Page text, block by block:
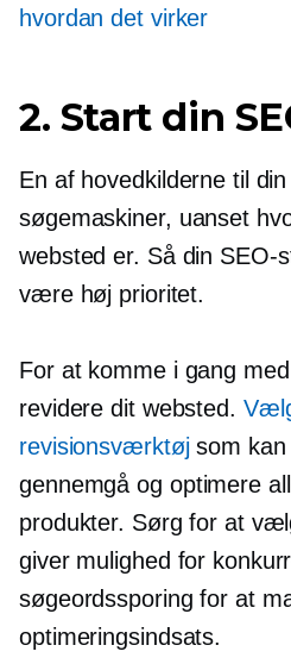
hvordan det virker
2. Start din
En af hovedkilderne til
søgemaskiner, uanset
websted er. Så din SEO-
være høj prioritet.
For at komme i gang
revidere dit websted.
revisionsværktøjsom kan
gennemgå og optimere
produkter. Sørg for at
giver mulighed for
søgeordssporing for at
optimeringsindsats.